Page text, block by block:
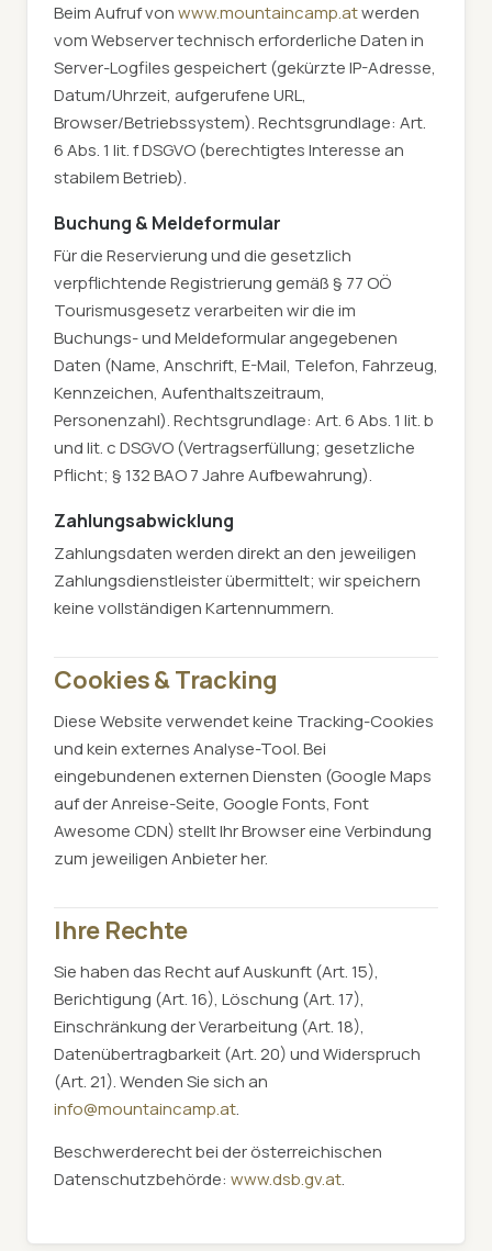
Beim Aufruf vonwww.mountaincamp.atwerden
vom Webserver technisch erforderliche Daten in
Server-Logfiles gespeichert (gekürzte IP-Adresse,
Datum/Uhrzeit, aufgerufene URL,
Browser/Betriebssystem). Rechtsgrundlage: Art.
6 Abs. 1 lit. f DSGVO (berechtigtes Interesse an
stabilem Betrieb).
Buchung & Meldeformular
Für die Reservierung und die gesetzlich
verpflichtende Registrierung gemäß § 77 OÖ
Tourismusgesetz verarbeiten wir die im
Buchungs- und Meldeformular angegebenen
Daten (Name, Anschrift, E-Mail, Telefon, Fahrzeug,
Kennzeichen, Aufenthaltszeitraum,
Personenzahl). Rechtsgrundlage: Art. 6 Abs. 1 lit. b
und lit. c DSGVO (Vertragserfüllung; gesetzliche
Pflicht; § 132 BAO 7 Jahre Aufbewahrung).
Zahlungsabwicklung
Zahlungsdaten werden direkt an den jeweiligen
Zahlungsdienstleister übermittelt; wir speichern
keine vollständigen Kartennummern.
Cookies & Tracking
Diese Website verwendet keine Tracking-Cookies
und kein externes Analyse-Tool. Bei
eingebundenen externen Diensten (Google Maps
auf der Anreise-Seite, Google Fonts, Font
Awesome CDN) stellt Ihr Browser eine Verbindung
zum jeweiligen Anbieter her.
Ihre Rechte
Sie haben das Recht auf Auskunft (Art. 15),
Berichtigung (Art. 16), Löschung (Art. 17),
Einschränkung der Verarbeitung (Art. 18),
Datenübertragbarkeit (Art. 20) und Widerspruch
(Art. 21). Wenden Sie sich an
info@mountaincamp.at.
Beschwerderecht bei der österreichischen
Datenschutzbehörde: www.dsb.gv.at.